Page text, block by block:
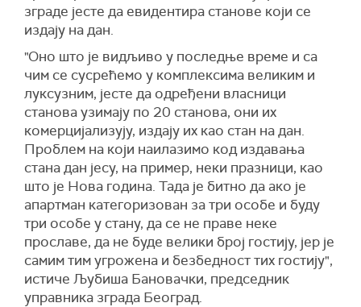
зграде јесте да евидентира станове који се
издају на дан.
"Оно што је видљиво у последње време и са
чим се сусрећемо у комплексима великим и
луксузним, јесте да одређени власници
станова узимају по 20 станова, они их
комерцијализују, издају их као стан на дан.
Проблем на који наилазимо код издавања
стана дан јесу, на пример, неки празници, као
што је Нова година. Тада је битно да ако је
апартман категоризован за три особе и буду
три особе у стану, да се не правe неке
прославе, да не буде велики број гостију, јер je
самим тим угрожена и безбедност тих гостију",
истиче Љубиша Бановачки, председник
управника зграда Београд.